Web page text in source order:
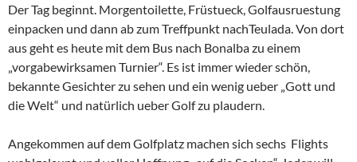
Der Tag beginnt. Morgentoilette, Früstueck, Golfausruestung
einpacken und dann ab zum Treffpunkt nachTeulada. Von dort
aus geht es heute mit dem Bus nach Bonalba zu einem
„vorgabewirksamen Turnier“. Es ist immer wieder schön,
bekannte Gesichter zu sehen und ein wenig ueber „Gott und
die Welt“ und natürlich ueber Golf zu plaudern.
Angekommen auf dem Golfplatz machen sich sechs Flights